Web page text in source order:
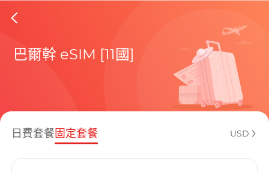
Croatia
包含目前
巴爾幹 eSIM [11國]
日費套餐固定套餐 USD